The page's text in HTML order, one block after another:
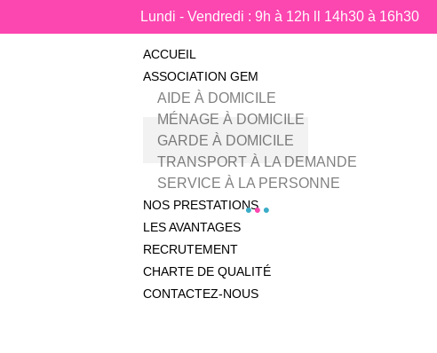
Lundi - Vendredi : 9h à 12h ll 14h30 à 16h30
ACCUEIL
ASSOCIATION GEM
AIDE À DOMICILE
MÉNAGE À DOMICILE
GARDE À DOMICILE
TRANSPORT À LA DEMANDE
SERVICE À LA PERSONNE
NOS PRESTATIONS
LES AVANTAGES
RECRUTEMENT
CHARTE DE QUALITÉ
CONTACTEZ-NOUS